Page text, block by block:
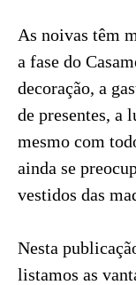
As noivas têm
a fase do
decoração, a
de presentes, a
mesmo com
ainda se
vestidos das
Nesta
listamos as